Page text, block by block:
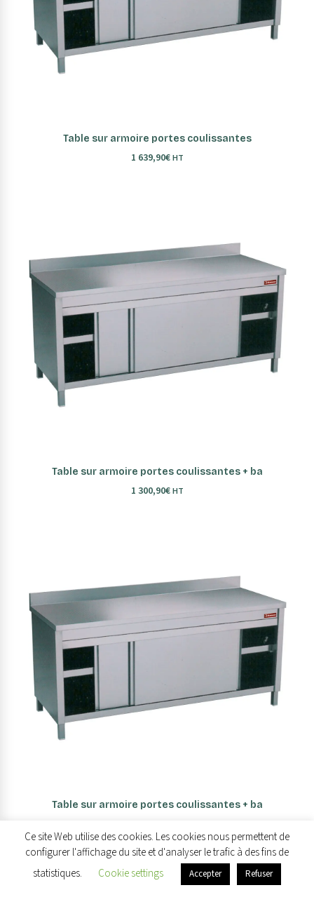
AJOUTER AU PANIER
Table sur armoire portes coulissantes
1 639,90€ HT
AJOUTER AU PANIER
Table sur armoire portes coulissantes + ba
1 300,90€ HT
AJOUTER AU PANIER
Table sur armoire portes coulissantes + ba
Ce site Web utilise des cookies. Les cookies nous permettent de
configurer l'affichage du site et d'analyser le trafic à des fins de
statistiques.
Cookie settings Accepter Refuser